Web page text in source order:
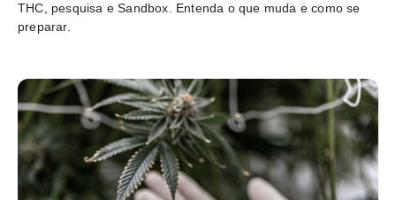
THC, pesquisa e Sandbox. Entenda o que muda e como se
preparar.